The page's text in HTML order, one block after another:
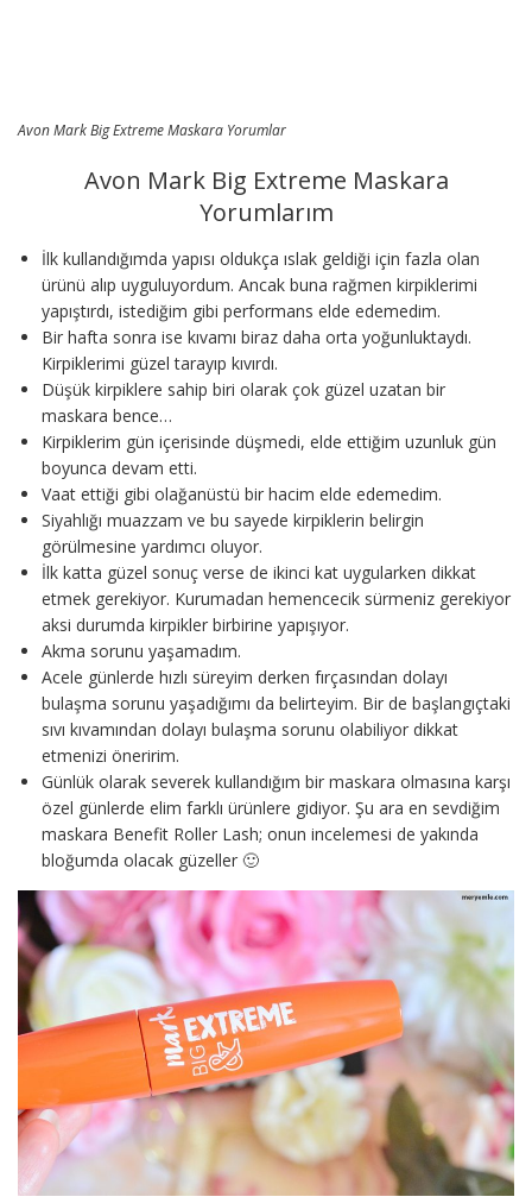
Avon Mark Big Extreme Maskara Yorumlar
Avon Mark Big Extreme Maskara
Yorumlarım
İlk kullandığımda yapısı oldukça ıslak geldiği için fazla olan
ürünü alıp uyguluyordum. Ancak buna rağmen kirpiklerimi
yapıştırdı, istediğim gibi performans elde edemedim.
Bir hafta sonra ise kıvamı biraz daha orta yoğunluktaydı.
Kirpiklerimi güzel tarayıp kıvırdı.
Düşük kirpiklere sahip biri olarak çok güzel uzatan bir
maskara bence…
Kirpiklerim gün içerisinde düşmedi, elde ettiğim uzunluk gün
boyunca devam etti.
Vaat ettiği gibi olağanüstü bir hacim elde edemedim.
Siyahlığı muazzam ve bu sayede kirpiklerin belirgin
görülmesine yardımcı oluyor.
İlk katta güzel sonuç verse de ikinci kat uygularken dikkat
etmek gerekiyor. Kurumadan hemencecik sürmeniz gerekiyor
aksi durumda kirpikler birbirine yapışıyor.
Akma sorunu yaşamadım.
Acele günlerde hızlı süreyim derken fırçasından dolayı
bulaşma sorunu yaşadığımı da belirteyim. Bir de başlangıçtaki
sıvı kıvamından dolayı bulaşma sorunu olabiliyor dikkat
etmenizi öneririm.
Günlük olarak severek kullandığım bir maskara olmasına karşı
özel günlerde elim farklı ürünlere gidiyor. Şu ara en sevdiğim
maskara Benefit Roller Lash; onun incelemesi de yakında
bloğumda olacak güzeller 🙂